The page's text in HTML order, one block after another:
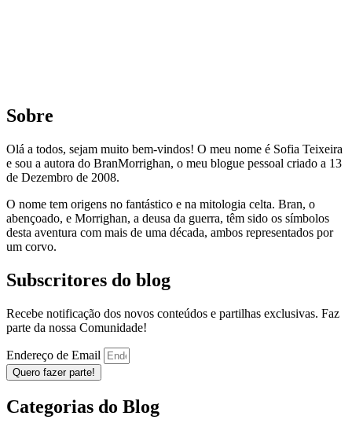
Sobre
Olá a todos, sejam muito bem-vindos! O meu nome é Sofia Teixeira
e sou a autora do BranMorrighan, o meu blogue pessoal criado a 13
de Dezembro de 2008.
O nome tem origens no fantástico e na mitologia celta. Bran, o
abençoado, e Morrighan, a deusa da guerra, têm sido os símbolos
desta aventura com mais de uma década, ambos representados por
um corvo.
Subscritores do blog
Recebe notificação dos novos conteúdos e partilhas exclusivas. Faz
parte da nossa Comunidade!
Endereço de Email
Quero fazer parte!
Categorias do Blog